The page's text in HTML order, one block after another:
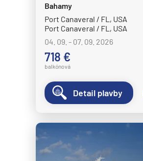
Celestyal Discovery
Celestyal Journey
Celestyal Olympia
Costa Cruises
Costa Deliziosa
Costa Diadema
Costa Favolosa
Costa Fortuna
Bahamy
Port Canaveral / FL, USA
Port Canaveral / FL, USA
04. 09. - 07. 09. 2026
718 €
balkónová
Detail plavby